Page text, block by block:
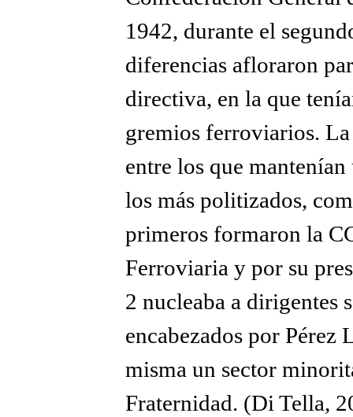
1942, durante el
diferencias afloraron
directiva, en la que
gremios ferroviarios.
entre los que
los más politizados,
primeros formaron la
Ferroviaria y por su
2 nucleaba a dirigentes
encabezados por
misma un sector
Fraternidad. (Di Tella,